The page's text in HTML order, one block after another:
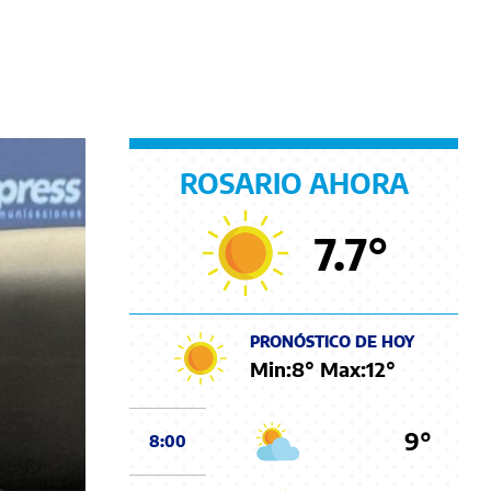
ROSARIO AHORA
7.7°
PRONÓSTICO DE HOY
Min:8° Max:12°
8:00 9°